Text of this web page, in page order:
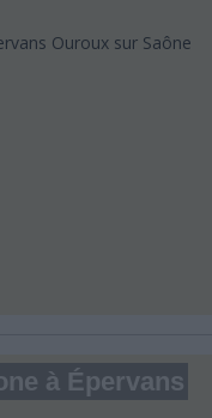
Ouroux sur Saône
à Épervans